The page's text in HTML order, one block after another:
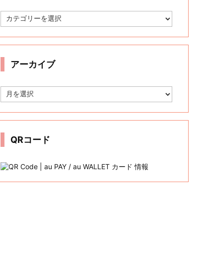
テ
リ
アーカイブ
ー
イ
QRコード